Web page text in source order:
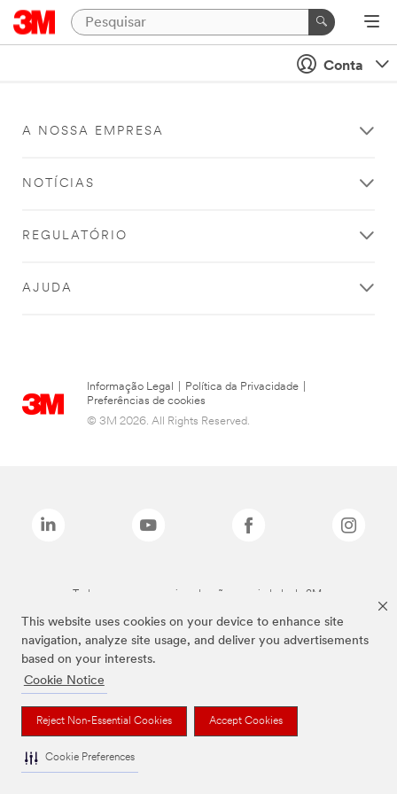
This website uses cookies on your device to enhance site
navigation, analyze site usage, and deliver you advertisements
based on your interests.
Cookie Notice
Reject Non-Essential Cookies Accept Cookies
Cookie Preferences
Conta
A NOSSA EMPRESA
NOTÍCIAS
REGULATÓRIO
AJUDA
Informação Legal Política da Privacidade
Preferências de cookies
© 3M 2026. All Rights Reserved.
Todas as marcas mencionadas são propriedade da 3M.